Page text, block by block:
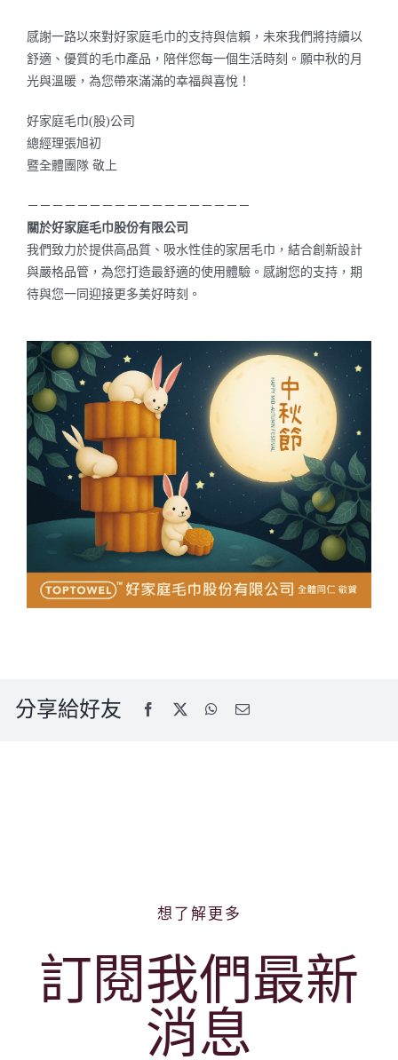
感謝一路以來對好家庭毛巾的支持與信賴，未來我們將持續以
舒適、優質的毛巾產品，陪伴您每一個生活時刻。願中秋的月
光與溫暖，為您帶來滿滿的幸福與喜悅！
好家庭毛巾(股)公司
總經理張旭初
暨全體團隊 敬上
－－－－－－－－－－－－－－－－－－
關於好家庭毛巾股份有限公司
我們致力於提供高品質、吸水性佳的家居毛巾，結合創新設計
與嚴格品管，為您打造最舒適的使用體驗。感謝您的支持，期
待與您一同迎接更多美好時刻。
分享給好友
想了解更多
訂閱我們最新
消息